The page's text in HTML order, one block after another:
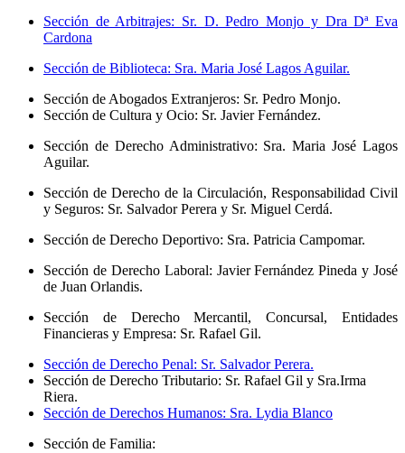
Sección de Arbitrajes: Sr. D. Pedro Monjo y Dra Dª Eva
Cardona
Sección de Biblioteca: Sra. Maria José Lagos Aguilar.
Sección de Abogados Extranjeros: Sr. Pedro Monjo.
Sección de Cultura y Ocio: Sr. Javier Fernández.
Sección de Derecho Administrativo: Sra. Maria José Lagos
Aguilar.
Sección de Derecho de la Circulación, Responsabilidad Civil
y Seguros: Sr. Salvador Perera y Sr. Miguel Cerdá.
Sección de Derecho Deportivo: Sra. Patricia Campomar.
Sección de Derecho Laboral: Javier Fernández Pineda y José
de Juan Orlandis.
Sección de Derecho Mercantil, Concursal, Entidades
Financieras y Empresa: Sr. Rafael Gil.
Sección de Derecho Penal: Sr. Salvador Perera.
Sección de Derecho Tributario: Sr. Rafael Gil y Sra.Irma
Riera.
Sección de Derechos Humanos: Sra. Lydia Blanco
Sección de Familia: